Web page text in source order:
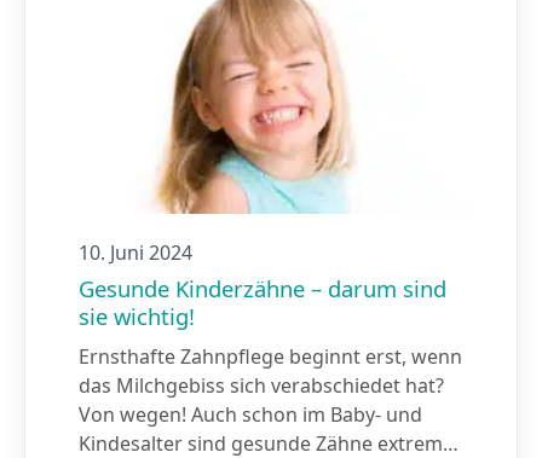
10. Juni 2024
Gesunde Kinderzähne – darum sind
sie wichtig!
Ernsthafte Zahnpflege beginnt erst, wenn
das Milchgebiss sich verabschiedet hat?
Von wegen! Auch schon im Baby- und
Kindesalter sind gesunde Zähne extrem…